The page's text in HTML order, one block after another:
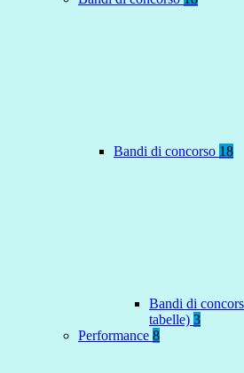
Bandi di concorso 18
Bandi di
tabelle) 3
Performance 8